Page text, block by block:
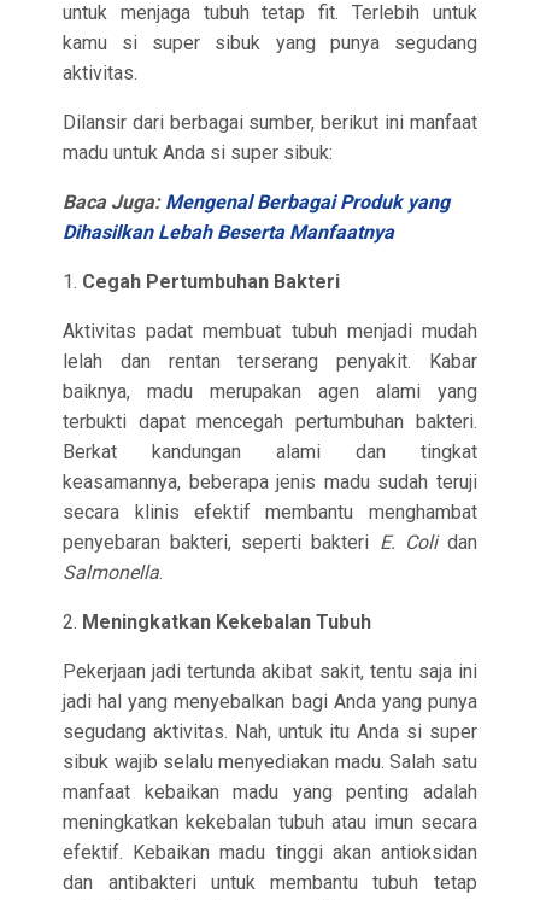
untuk menjaga tubuh tetap fit. Terlebih untuk
kamu si super sibuk yang punya segudang
aktivitas.
Dilansir dari berbagai sumber, berikut ini manfaat
madu untuk Anda si super sibuk:
Baca Juga: Mengenal Berbagai Produk yang
Dihasilkan Lebah Beserta Manfaatnya
1. Cegah Pertumbuhan Bakteri
Aktivitas padat membuat tubuh menjadi mudah
lelah dan rentan terserang penyakit. Kabar
baiknya, madu merupakan agen alami yang
terbukti dapat mencegah pertumbuhan bakteri.
Berkat kandungan alami dan tingkat
keasamannya, beberapa jenis madu sudah teruji
secara klinis efektif membantu menghambat
penyebaran bakteri, seperti bakteri E. Coli dan
Salmonella.
2. Meningkatkan Kekebalan Tubuh
Pekerjaan jadi tertunda akibat sakit, tentu saja ini
jadi hal yang menyebalkan bagi Anda yang punya
segudang aktivitas. Nah, untuk itu Anda si super
sibuk wajib selalu menyediakan madu. Salah satu
manfaat kebaikan madu yang penting adalah
meningkatkan kekebalan tubuh atau imun secara
efektif. Kebaikan madu tinggi akan antioksidan
dan antibakteri untuk membantu tubuh tetap